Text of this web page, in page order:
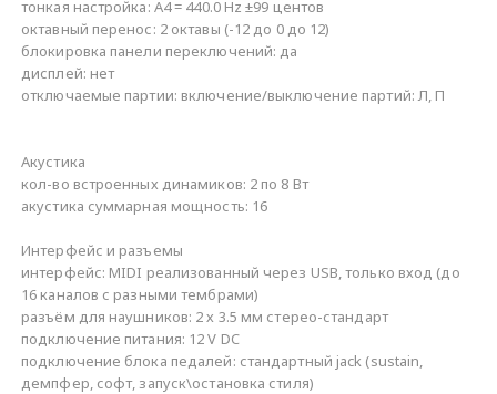
тонкая настройка: A4 = 440.0 Hz ±99 центов
октавный перенос: 2 октавы (-12 до 0 до 12)
блокировка панели переключений: да
дисплей: нет
отключаемые партии: включение/выключение партий: Л, П
Акустика
кол-во встроенных динамиков: 2 по 8 Вт
акустика суммарная мощность: 16
Интерфейс и разъемы
интерфейс: MIDI реализованный через USB, только вход (до
16 каналов с разными тембрами)
разъём для наушников: 2 х 3.5 мм стерео-стандарт
подключение питания: 12 V DC
подключение блока педалей: стандартный jack (sustain,
демпфер, софт, запуск\остановка стиля)